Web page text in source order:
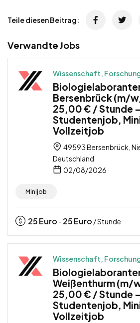
Teile diesen Beitrag:
Verwandte Jobs
Wissenschaft,
Bersenbrück (m/
25,00 € / Stunde –
Studentenjob,
Vollzeitjob
49593 Bersenbrück,
Deutschland
02/08/2026
Minijob
25Euro - 25Euro / Stunde
Wissenschaft,
Weißenthurm (m/
25,00 € / Stunde –
Studentenjob,
Vollzeitjob